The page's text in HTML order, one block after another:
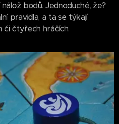
bodů. Jednoduché, že?
pravidla, a ta se týkají
či čtyřech hráčích.